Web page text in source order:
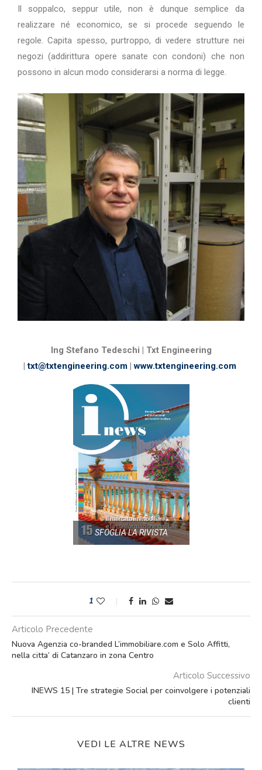
Il soppalco, seppur utile, non è dunque semplice da
realizzare né economico, se si procede seguendo le
regole. Capita spesso, purtroppo, di vedere strutture nei
negozi (addirittura opere sanate con condoni) che non
possono in alcun modo considerarsi a norma di legge.
Ing Stefano Tedeschi | Txt Engineering
|txt@txtengineering.com |www.txtengineering.com
SFOGLIA LA RIVISTA
1
Articolo Precedente
Nuova Agenzia co-branded L’immobiliare.com e Solo Affitti,
nella citta’ di Catanzaro in zona Centro
Articolo Successivo
INEWS 15 | Tre strategie Social per coinvolgere i potenziali
clienti
VEDI LE ALTRE NEWS